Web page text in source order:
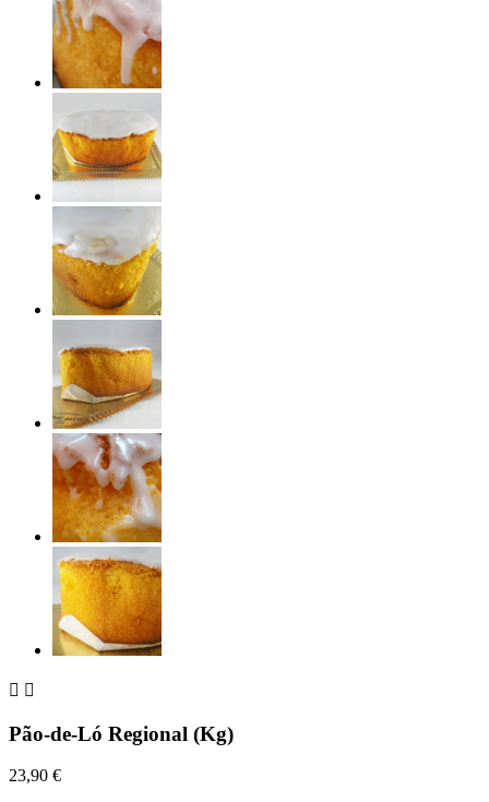
 
Pão-de-Ló Regional (Kg)
23,90 €